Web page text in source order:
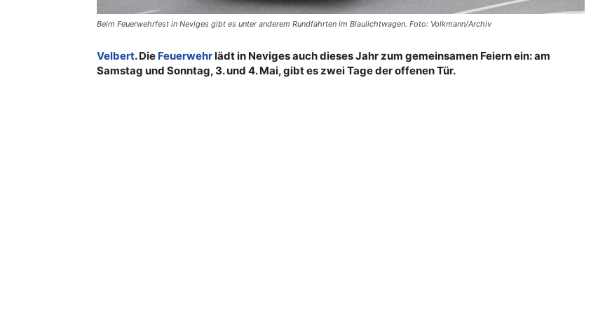
Beim Feuerwehrfest in Neviges gibt es unter anderem Rundfahrten im Blaulichtwagen. Foto: Volkmann/Archiv
Velbert. Die Feuerwehrlädt in Neviges auch dieses Jahr zum gemeinsamen Feiern ein: am
Samstag und Sonntag, 3. und 4. Mai, gibt es zwei Tage der offenen Tür.